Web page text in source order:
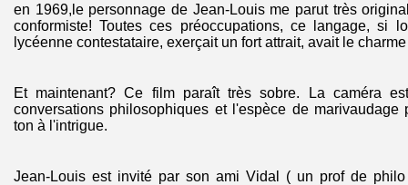
en 1969,le personnage de Jean-Louis me parut très
conformiste! Toutes ces préoccupations, ce langage, si
lycéenne contestataire, exerçait un fort attrait, avait le
Et maintenant? Ce film paraît très sobre. La caméra
conversations philosophiques et l'espèce de
ton à l'intrigue.
Jean-Louis est invité par son ami Vidal ( un prof de